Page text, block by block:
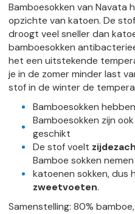
Bamboesokken van Navata
opzichte van katoen. De
droogt veel sneller dan
bamboesokken
het een uitstekende
je in de zomer minder last
stof in de winter de
Bamboesokken
Bamboesokken zijn
geschikt
De stof voelt
Bamboe sokken
katoenen sokken, dus
zweetvoeten.
Samenstelling: 80%